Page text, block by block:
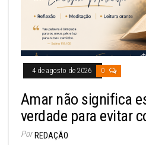
4 de agosto de 2026 0
Amar não significa
verdade para evitar
Por REDAÇÃO